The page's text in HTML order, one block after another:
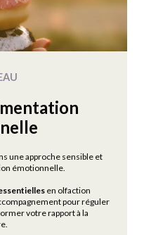
le sacré aromatique,
votre pratique holistique.
sont bien plus que des
dans ses passages, ses
autant que nos
un point entre l
revue et enrichie, nous
sous leur dimension la
, durituelet de la
une approche sensible et
émotionnelle.
en olfaction
pour réguler
votre rapport à la